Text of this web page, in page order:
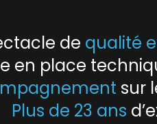
de qualité
en place
sur
Plus de 23 ans